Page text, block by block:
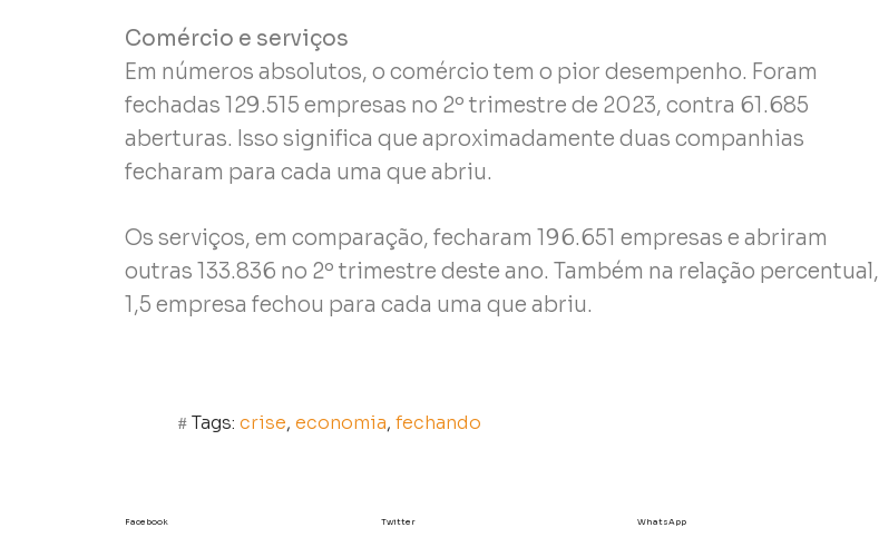
Comércio e serviços
Em números absolutos, o comércio tem o pior desempenho. Foram
fechadas 129.515 empresas no 2º trimestre de 2023, contra 61.685
aberturas. Isso significa que aproximadamente duas companhias
fecharam para cada uma que abriu.
Os serviços, em comparação, fecharam 196.651 empresas e abriram
outras 133.836 no 2º trimestre deste ano. Também na relação percentual,
1,5 empresa fechou para cada uma que abriu.
Tags: crise, economia, fechando
Facebook Twitter WhatsApp